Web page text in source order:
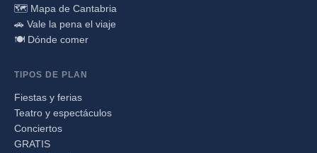
🗺️ Mapa de Cantabria
🚗 Vale la pena el viaje
🍽️ Dónde comer
TIPOS DE PLAN
Fiestas y ferias
Teatro y espectáculos
Conciertos
GRATIS